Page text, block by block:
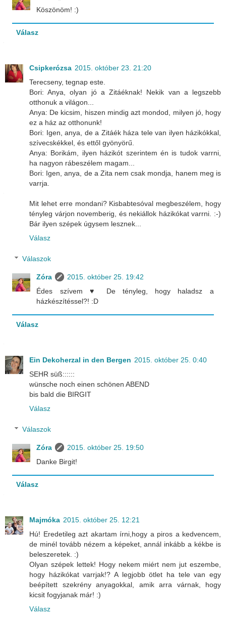
Köszönöm! :)
Válasz
Csipkerózsa 2015. október 23. 21:20
Terecseny, tegnap este.
Bori: Anya, olyan jó a Zitáéknak! Nekik van a legszebb
otthonuk a világon...
Anya: De kicsim, hiszen mindig azt mondod, milyen jó, hogy
ez a ház az otthonunk!
Bori: Igen, anya, de a Zitáék háza tele van ilyen házikókkal,
szívecskékkel, és ettől gyönyörű.
Anya: Borikám, ilyen házikót szerintem én is tudok varrni,
ha nagyon rábeszélem magam...
Bori: Igen, anya, de a Zita nem csak mondja, hanem meg is
varrja.
Mit lehet erre mondani? Kisbabtesóval megbeszélem, hogy
tényleg várjon novemberig, és nekiállok házikókat varrni. :-)
Bár ilyen szépek úgysem lesznek...
Válasz
Válaszok
Zóra
2015. október 25. 19:42
Édes szívem ♥ De tényleg, hogy haladsz a
házkészítéssel?! :D
Válasz
Ein Dekoherzal in den Bergen 2015. október 25. 0:40
SEHR süß::::::
wünsche noch einen schönen ABEND
bis bald die BIRGIT
Válasz
Válaszok
Zóra
2015. október 25. 19:50
Danke Birgit!
Válasz
Majmóka 2015. október 25. 12:21
Hú! Eredetileg azt akartam írni,hogy a piros a kedvencem,
de minél tovább nézem a képeket, annál inkább a kékbe is
beleszeretek. :)
Olyan szépek lettek! Hogy nekem miért nem jut eszembe,
hogy házikókat varrjak!? A legjobb ötlet ha tele van egy
beépített szekrény anyagokkal, amik arra várnak, hogy
kicsit fogyjanak már! :)
Válasz